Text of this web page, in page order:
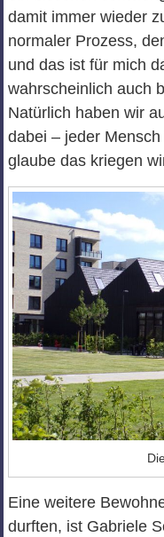
damit immer wieder
normaler Prozess,
und das ist für mich
wahrscheinlich auch
Natürlich haben wir
dabei – jeder
glaube das kriegen
Eine weitere
durften, ist Gabriele